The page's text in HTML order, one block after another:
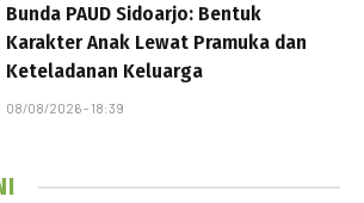
Bunda PAUD Sidoarjo: Bentuk
Karakter Anak Lewat Pramuka dan
Keteladanan Keluarga
08/08/2026 - 18:39